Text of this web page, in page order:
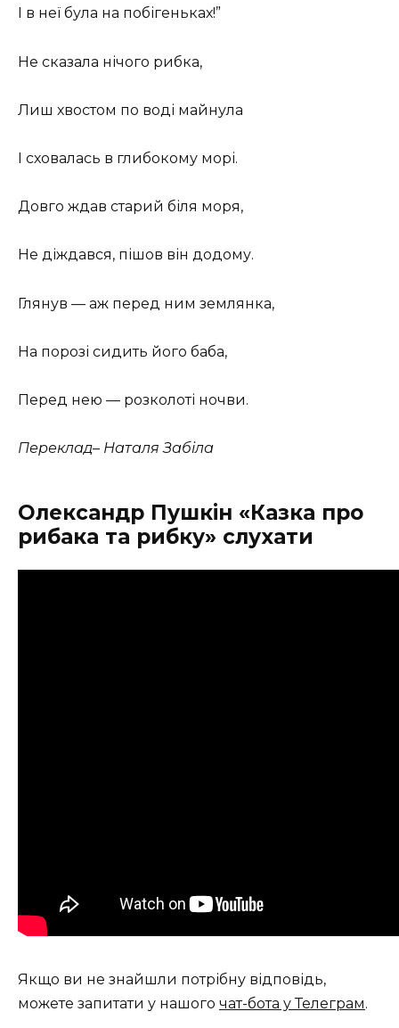
І в неї була на побігеньках!”
Не сказала нічого рибка,
Лиш хвостом по воді майнула
І сховалась в глибокому морі.
Довго ждав старий біля моря,
Не діждався, пішов він додому.
Глянув — аж перед ним землянка,
На порозі сидить його баба,
Перед нею — розколоті ночви.
Переклад– Наталя Забіла
Олександр Пушкін «Казка про
рибака та рибку» слухати
Якщо ви не знайшли потрібну відповідь,
можете запитати у нашого чат-бота у Телеграм.